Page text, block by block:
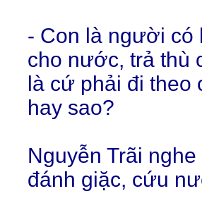
- Con là người có
cho nước, trả thù
là cứ phải đi theo
hay sao?
Nguyễn Trãi
đánh giặc, cứu